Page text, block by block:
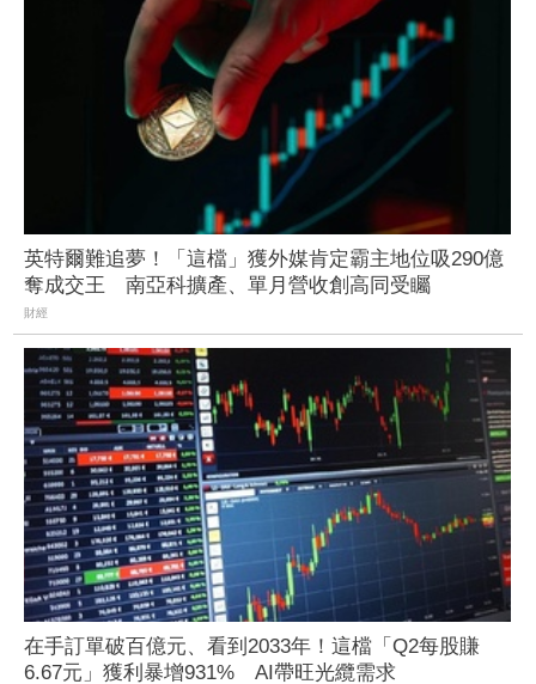
英特爾難追夢！「這檔」獲外媒肯定霸主地位吸290億
奪成交王 南亞科擴產、單月營收創高同受矚
財經
在手訂單破百億元、看到2033年！這檔「Q2每股賺
6.67元」獲利暴增931% AI帶旺光纜需求